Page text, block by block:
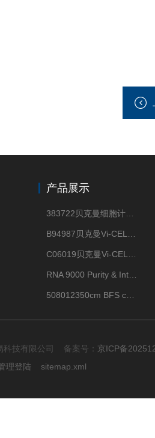
产品展示
科技有限公司 备案号： 京ICP备
理登陆 sitemap.xml